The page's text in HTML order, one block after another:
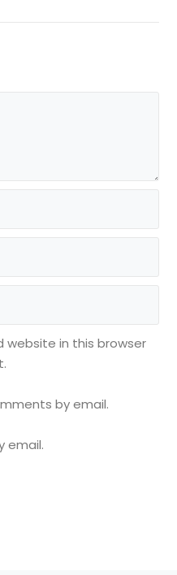
website in this browser
by email.
email.